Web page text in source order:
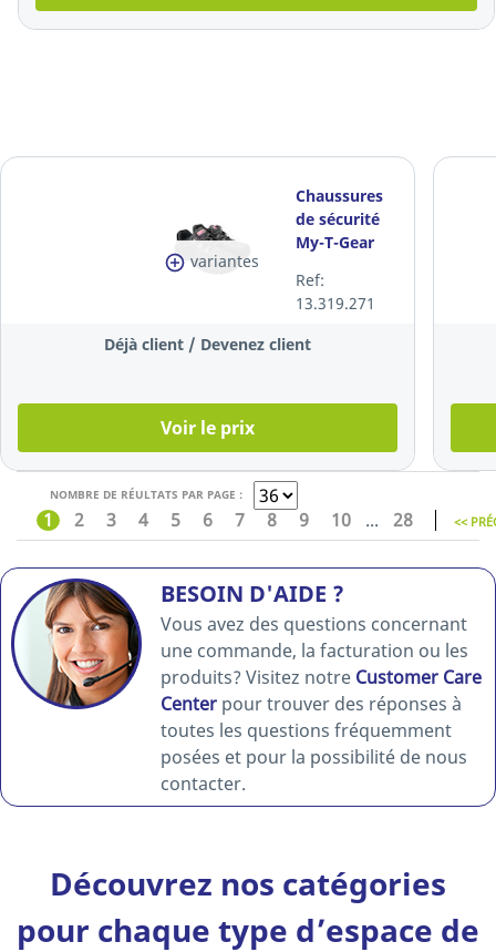
variantes
Chaussures
de sécurité
My-T-Gear
S3, SRC, ESD,
noires,
pointure W-
Ref:
13.319.271
Déjà client / Devenez client
Voir le prix
NOMBRE DE RÉULTATS PAR PAGE :
1 2 3 4 5 6 7 8 9 10 ... 28 <<
BESOIN D'AIDE ?
Vous avez des questions concernant
une commande, la facturation ou les
produits? Visitez notre Customer Care
Center pour trouver des réponses à
toutes les questions fréquemment
posées et pour la possibilité de nous
contacter.
Découvrez nos catégories
pour chaque type d’espace de